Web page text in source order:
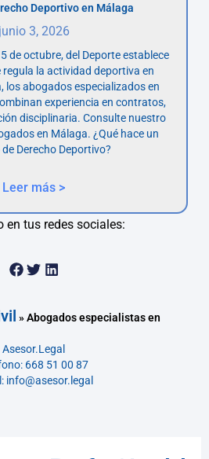
Deportivo en Málaga
junio 3, 2026
de octubre, del Deporte establece
regula la actividad deportiva en
los abogados especializados en
experiencia en contratos,
disciplinaria. Consulte nuestro
en Málaga. ¿Qué hace un
Derecho Deportivo?
Leer más >
en tus redes sociales:
»Abogados especialistas en
Asesor.Legal
668 51 00 87
info@asesor.legal